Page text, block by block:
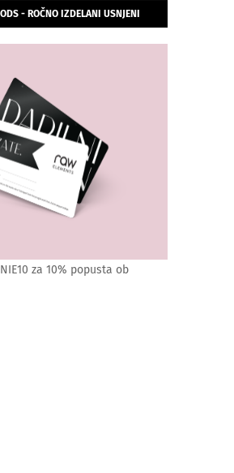
- ROČNO IZDELANI USNJENI
za 10% popusta ob